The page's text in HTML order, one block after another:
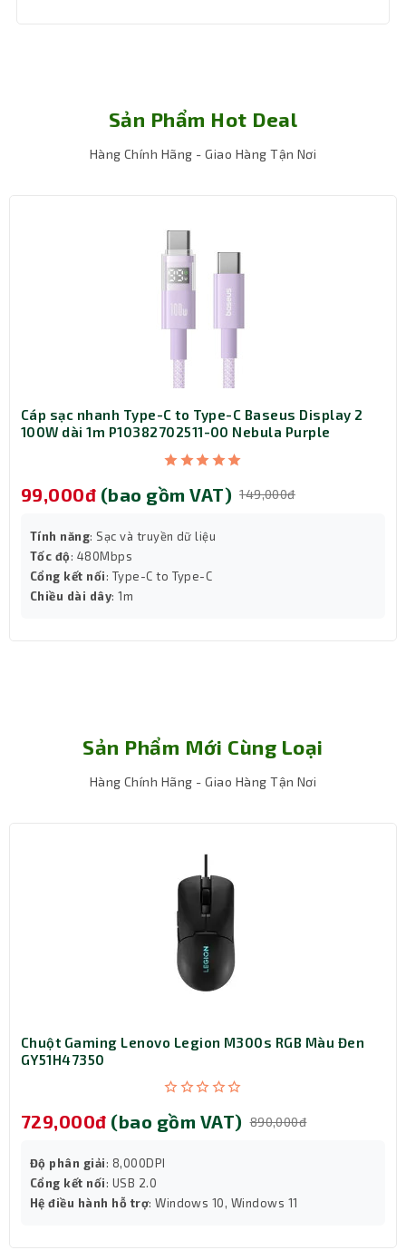
Truyền dữ liệu chuẩn 3.1 lên tới 150MB/s giúp bạn
Luxe hỗ trợ lên đến 256GB để bạn thoải mái lưu
trữ các dữ liệu quan trọng.
Bảo vệ
Sản Phẩm Hot Deal
Hàng Chính Hãng - Giao Hàng Tận Nơi
Cáp sạc nhanh Type-C to Type-C Baseus Display 2
100W dài 1m P10382702511-00 Nebula Purple
99,000đ (bao gồm VAT) 149,000đ
Tính năng: Sạc và truyền dữ liệu
Tốc độ: 480Mbps
Cổng kết nối: Type-C to Type-C
Chiều dài dây: 1m
Sản Phẩm Mới Cùng Loại
Hàng Chính Hãng - Giao Hàng Tận Nơi
Chuột Gaming Lenovo Legion M300s RGB Màu Đen
GY51H47350
729,000đ (bao gồm VAT) 890,000đ
Độ phân giải: 8,000DPI
Cổng kết nối: USB 2.0
Hệ điều hành hỗ trợ: Windows 10, Windows 11